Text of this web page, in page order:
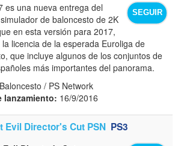
SEGUIR
es una nueva entrega del
de baloncesto de 2K
en esta versión para 2017,
licencia de la esperada Euroliga de
que incluye algunos de los conjuntos de
más importantes del panorama.
Baloncesto / PS Network
lanzamiento: 16/9/2016
Evil Director's Cut PSN PS3